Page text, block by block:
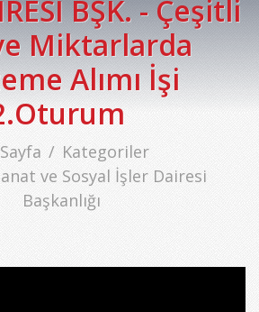
BŞK. - Çeşitli
Miktarlarda
Alımı İşi
Kategoriler
ve Sosyal İşler Dairesi
Başkanlığı